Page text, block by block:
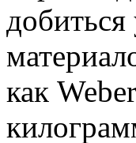
как